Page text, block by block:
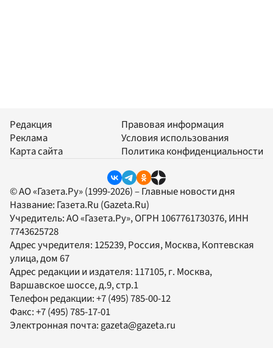
Редакция
Реклама
Карта сайта
Правовая информация
Условия использования
Политика конфиденциальности
© АО «Газета.Ру» (1999-2026) – Главные новости дня
Название: Газета.Ru (Gazeta.Ru)
Учредитель:АО «Газета.Ру», ОГРН 1067761730376, ИНН
7743625728
Адрес учредителя: 125239, Россия, Москва, Коптевская
улица, дом 67
Адрес редакции и издателя: 117105, г. Москва,
Варшавское шоссе, д.9, стр.1
Телефон редакции:+7 (495) 785-00-12
Факс:+7 (495) 785-17-01
Электронная почта:gazeta@gazeta.ru